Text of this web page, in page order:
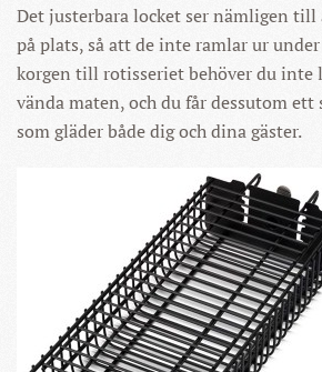
Det justerbara locket ser nämligen
på plats, så att de inte ramlar ur
korgen till rotisseriet behöver du inte
vända maten, och du får dessutom
som gläder både dig och dina gäster.